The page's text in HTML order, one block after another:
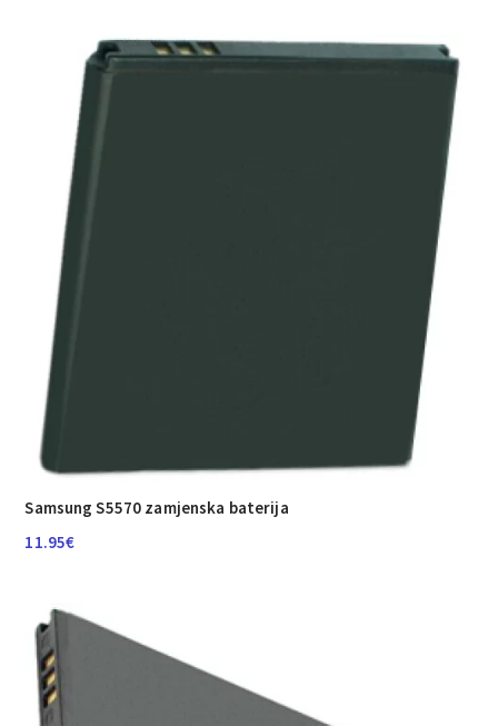
Samsung S5570 zamjenska baterija
11.95€